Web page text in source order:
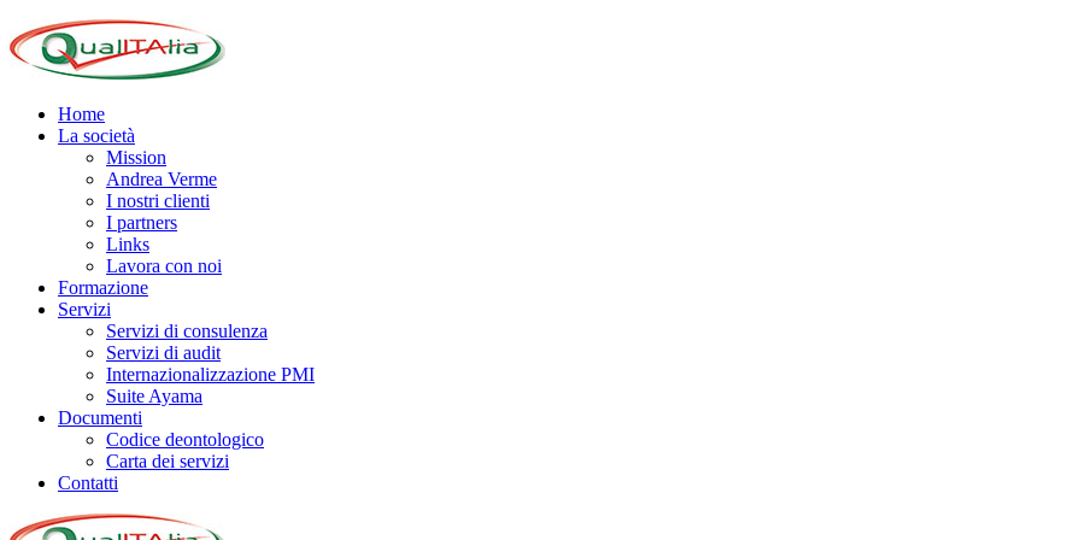
Home
La società
Mission
Andrea Verme
I nostri clienti
I partners
Links
Lavora con noi
Formazione
Servizi
Servizi di consulenza
Servizi di audit
Internazionalizzazione PMI
Suite Ayama
Documenti
Codice deontologico
Carta dei servizi
Contatti